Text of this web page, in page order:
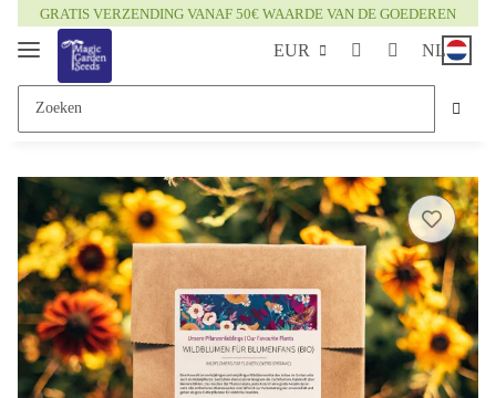
GRATIS VERZENDING VANAF 50€ WAARDE VAN DE GOEDEREN
EUR NL